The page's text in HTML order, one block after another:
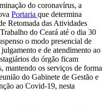
do coronavírus, a
Portaria que determina
Retomada das Atividades
do Ceará até o dia 30
o modo presencial de
e de atendimento ao
do órgão ficam
mantendo os serviços de forma
do Gabinete de Gestão e
ao Covid-19, nesta